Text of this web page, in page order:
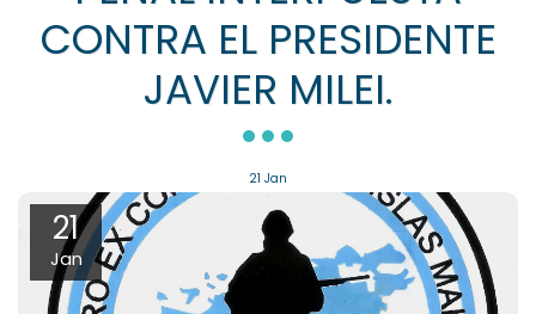
CONTRA EL PRESIDENTE
JAVIER MILEI.
21 Jan
21
Jan